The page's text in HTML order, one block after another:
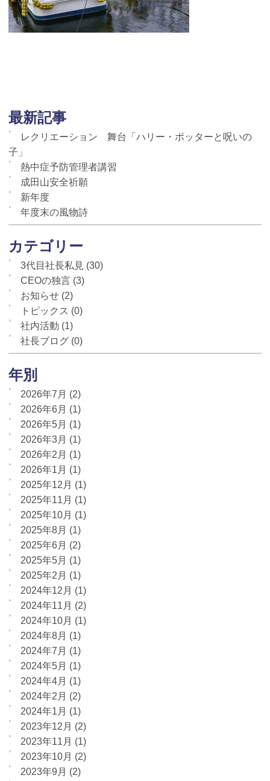
最新記事
レクリエーション 舞台「ハリー・ポッターと呪いの
子」
熱中症予防管理者講習
成田山安全祈願
新年度
年度末の風物詩
カテゴリー
3代目社長私見 (30)
CEOの独言 (3)
お知らせ (2)
トピックス (0)
社内活動 (1)
社長ブログ (0)
年別
2026年7月 (2)
2026年6月 (1)
2026年5月 (1)
2026年3月 (1)
2026年2月 (1)
2026年1月 (1)
2025年12月 (1)
2025年11月 (1)
2025年10月 (1)
2025年8月 (1)
2025年6月 (2)
2025年5月 (1)
2025年2月 (1)
2024年12月 (1)
2024年11月 (2)
2024年10月 (1)
2024年8月 (1)
2024年7月 (1)
2024年5月 (1)
2024年4月 (1)
2024年2月 (2)
2024年1月 (1)
2023年12月 (2)
2023年11月 (1)
2023年10月 (2)
2023年9月 (2)